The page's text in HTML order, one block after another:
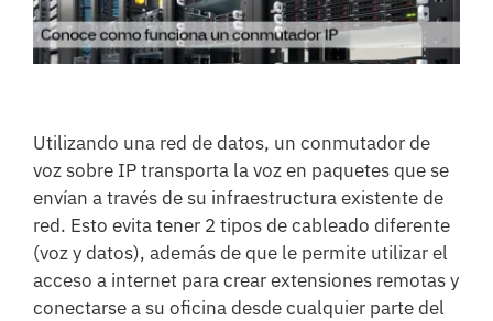
más
grande
Utilizando una red de datos, un conmutador de
voz sobre IP transporta la voz en paquetes que se
envían a través de su infraestructura existente de
red. Esto evita tener 2 tipos de cableado diferente
(voz y datos), además de que le permite utilizar el
acceso a internet para crear extensiones remotas y
conectarse a su oficina desde cualquier parte del